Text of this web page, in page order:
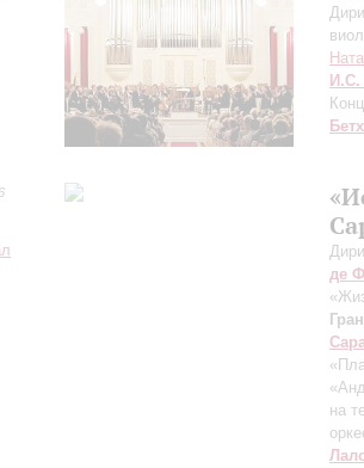
И.С.
де
на